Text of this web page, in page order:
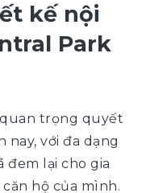
kế nội
Park
trọng quyết
với đa dạng
đem lại cho gia
hộ của mình.